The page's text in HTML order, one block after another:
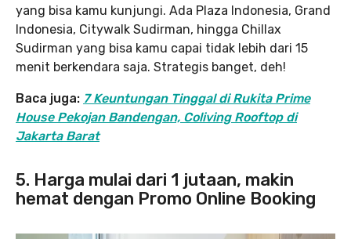
yang bisa kamu kunjungi. Ada Plaza Indonesia, Grand
Indonesia, Citywalk Sudirman, hingga Chillax
Sudirman yang bisa kamu capai tidak lebih dari 15
menit berkendara saja. Strategis banget, deh!
Baca juga: 7 Keuntungan Tinggal di Rukita Prime
House Pekojan Bandengan, Coliving Rooftop di
Jakarta Barat
5. Harga mulai dari 1 jutaan, makin
hemat dengan Promo Online Booking